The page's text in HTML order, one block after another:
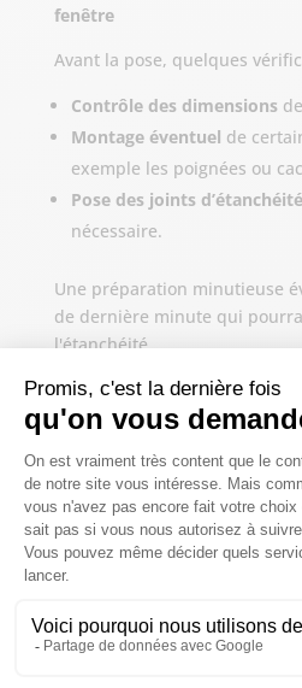
fenêtre
Avant la pose, quelques
Contrôle des dimensions
Montage éventuel de
exemple les poignées ou
Pose des joints d’étanchéité
nécessaire.
Une préparation minutieuse
de dernière minute qui
l'étanchéité.